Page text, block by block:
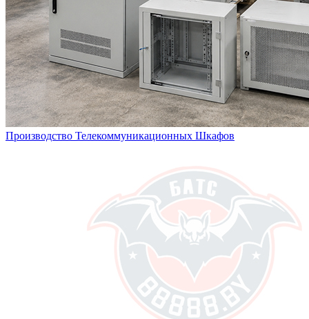
Производство Телекоммуникационных Шкафов